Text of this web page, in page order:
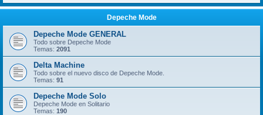
Depeche Mode
Depeche Mode GENERAL
Todo sobre Depeche Mode
Temas: 2091
Delta Machine
Todo sobre el nuevo disco de Depeche Mode.
Temas: 91
Depeche Mode Solo
Depeche Mode en Solitario
Temas: 190